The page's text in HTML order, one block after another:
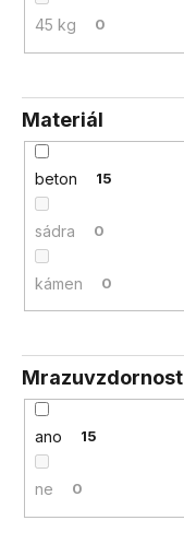
45 kg 0
Materiál
beton 15
sádra 0
kámen 0
Mrazuvzdornost
ano 15
ne 0